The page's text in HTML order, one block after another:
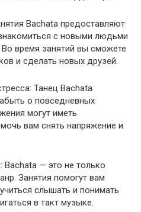
Bachata предоставляют
с новыми людьми
время занятий вы сможете
и сделать новых друзей.
Танец Bachata
о повседневных
могут иметь
вам снять напряжение и
Bachata — это не только
Занятия помогут вам
слышать и понимать
в такт музыке.